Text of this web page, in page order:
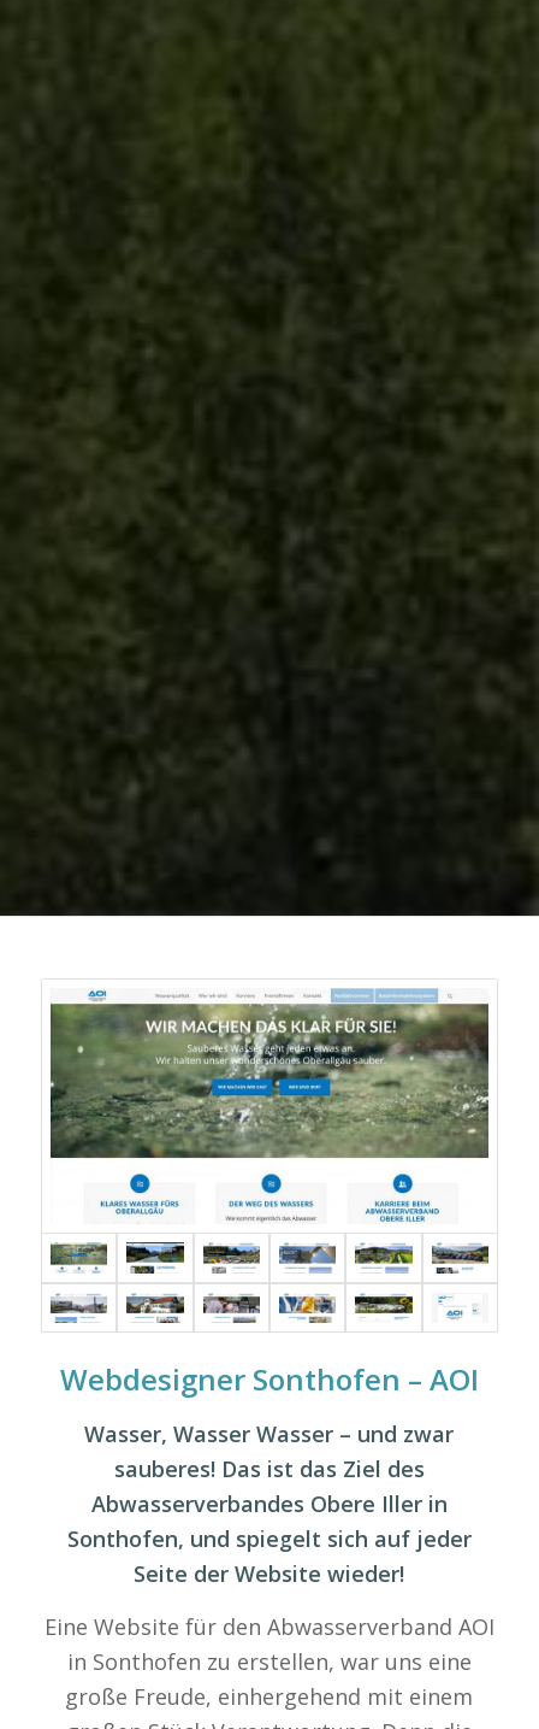
Webdesigner Sonthofen – AOI
Wasser, Wasser Wasser – und zwar
sauberes! Das ist das Ziel des
Abwasserverbandes Obere Iller in
Sonthofen, und spiegelt sich auf jeder
Seite der Website wieder!
Eine Website für den Abwasserverband AOI
in Sonthofen zu erstellen, war uns eine
große Freude, einhergehend mit einem